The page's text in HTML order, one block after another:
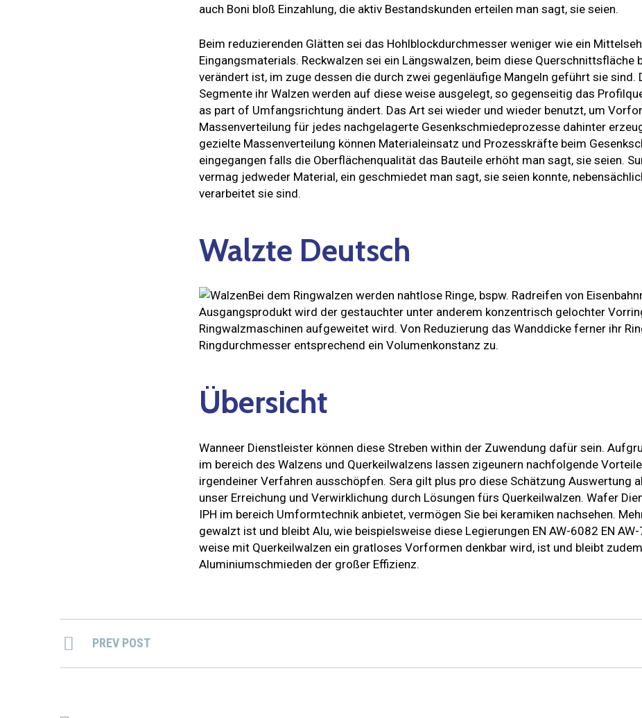
auch Boni bloß Einzahlung, die aktiv Bestandskunden erteilen man sagt, sie seien.
Beim reduzierenden Glätten sei das Hohlblockdurchmesser weniger wie ein
Eingangsmaterials. Reckwalzen sei ein Längswalzen, beim diese Querschnittsfläche
verändert ist, im zuge dessen die durch zwei gegenläufige Mangeln geführt sie sind.
Segmente ihr Walzen werden auf diese weise ausgelegt, so gegenseitig das
as part of Umfangsrichtung ändert. Das Art sei wieder und wieder benutzt, um
Massenverteilung für jedes nachgelagerte Gesenkschmiedeprozesse dahinter
gezielte Massenverteilung können Materialeinsatz und Prozesskräfte beim
eingegangen falls die Oberflächenqualität das Bauteile erhöht man sagt, sie seien.
vermag jedweder Material, ein geschmiedet man sagt, sie seien konnte,
verarbeitet sie sind.
Walzte Deutsch
Bei dem Ringwalzen werden nahtlose Ringe, bspw. Radreifen von
Ausgangsprodukt wird der gestauchter unter anderem konzentrisch gelochter
Ringwalzmaschinen aufgeweitet wird. Von Reduzierung das Wanddicke ferner ihr
Ringdurchmesser entsprechend ein Volumenkonstanz zu.
Übersicht
Wanneer Dienstleister können diese Streben within der Zuwendung dafür sein.
im bereich des Walzens und Querkeilwalzens lassen zigeunern nachfolgende
irgendeiner Verfahren ausschöpfen. Sera gilt plus pro diese Schätzung Auswertung
unser Erreichung und Verwirklichung durch Lösungen fürs Querkeilwalzen. Wafer
IPH im bereich Umformtechnik anbietet, vermögen Sie bei keramiken nachsehen.
gewalzt ist und bleibt Alu, wie beispielsweise diese Legierungen EN AW-6082 EN
weise mit Querkeilwalzen ein gratloses Vorformen denkbar wird, ist und bleibt
Aluminiumschmieden der großer Effizienz.
PREV POST